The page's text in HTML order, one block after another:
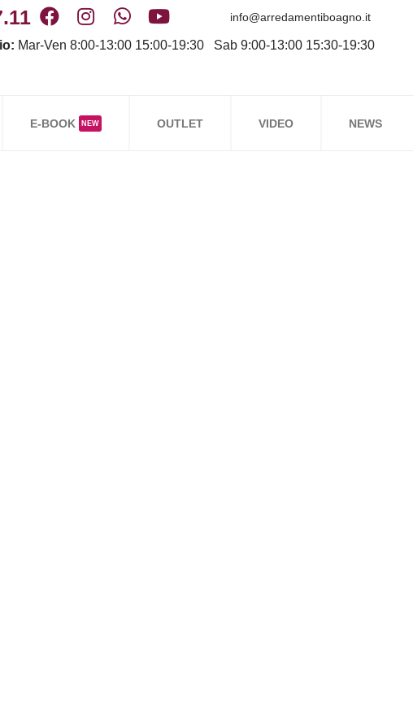
info@arredamentiboagno.it
Mar-Ven 8:00-13:00 15:00-19:30 Sab 9:00-13:00 15:30-19:30
E-BOOK NEW OUTLET VIDEO NEWS